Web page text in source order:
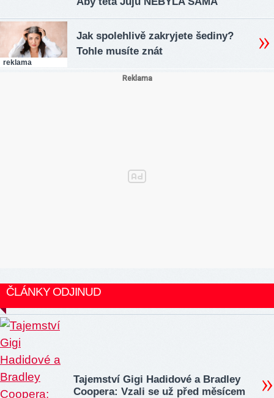
reklama
Jak spolehlivě zakryjete šediny?
Tohle musíte znát
ČLÁNKY ODJINUD
Tajemství Gigi Hadidové a Bradley
Coopera: Vzali se už před měsícem